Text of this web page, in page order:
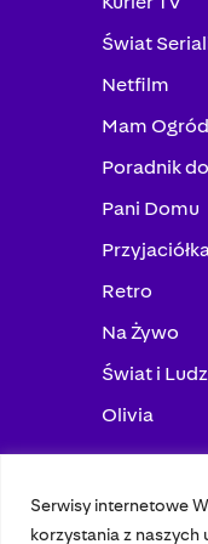
Serwisy internetowe
korzystania z naszych
Świat
Netfilm
Mam Ogród
Poradnik
Pani Domu
Retro
Na Żywo
Świat i
Olivia
© 2023 Bauer